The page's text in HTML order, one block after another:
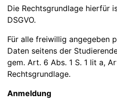
Die Rechtsgrundlage hierfür
DSGVO.
Für alle freiwillig angegeben
Daten seitens der
gem. Art. 6 Abs. 1 S. 1 lit a,
Rechtsgrundlage.
Anmeldung